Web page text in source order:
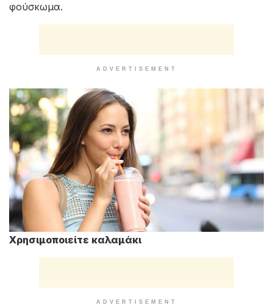
φούσκωμα.
ADVERTISEMENT
Χρησιμοποιείτε καλαμάκι
ADVERTISEMENT